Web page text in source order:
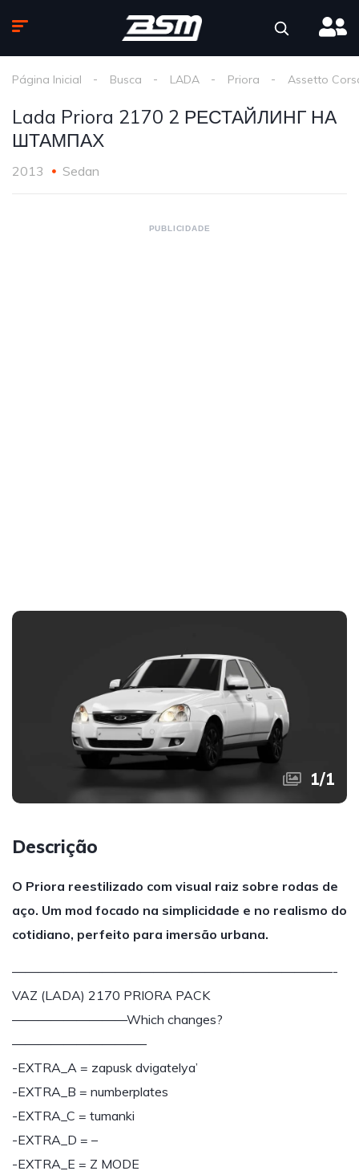
Página Inicial Busca LADA Priora Assetto
Lada Priora 2170 2 РЕСТАЙЛИНГ НА
ШТАМПАХ
2013 Sedan
PUBLICIDADE
1/1
Descrição
O Priora reestilizado com visual raiz sobre rodas de
aço. Um mod focado na simplicidade e no realismo do
cotidiano, perfeito para imersão urbana.
—————————————————————————-
VAZ (LADA) 2170 PRIORA PACK
—————————Which changes?
——————————–
-EXTRA_A = zapusk dvigatelya’
-EXTRA_B = numberplates
-EXTRA_C = tumanki
-EXTRA_D = –
-EXTRA_E = Z MODE